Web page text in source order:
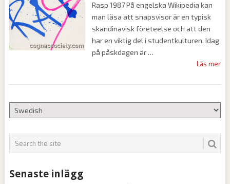
Rasp 1987 På engelska Wikipedia kan
man läsa att snapsvisor är en typisk
skandinavisk företeelse och att den
har en viktig del i studentkulturen. Idag
på påskdagen är
Läs mer
Senaste inlägg